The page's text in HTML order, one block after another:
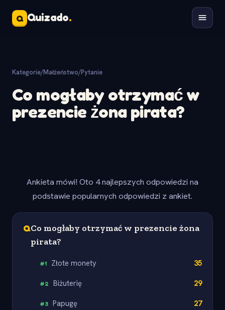
Q Quizado.
Kategorie/Małżeństwo/Pytanie
Co mogłaby otrzymać w
prezencie żona pirata?
Ankieta mówi! Oto 4 najlepszych odpowiedzi na
podstawie popularnych odpowiedzi z ankiet.
QCo mogłaby otrzymać w prezencie żona
pirata?
#1 Złote monety 35
#2 Biżuterię 29
#3 Papugę 27